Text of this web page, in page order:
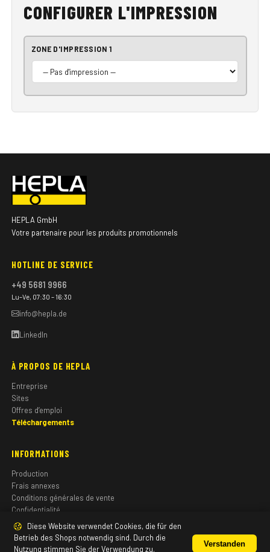
CONFIGURER L'IMPRESSION
ZONE D'IMPRESSION 1
HEPLA GmbH
Votre partenaire pour les produits promotionnels
HOTLINE DE SERVICE
+49 5681 9966
Lu–Ve, 07:30 – 16:30
info@hepla.de
LinkedIn
À PROPOS DE HEPLA
Entreprise
Sites
Offres d’emploi
Téléchargements
INFORMATIONS
Production
Frais annexes
Conditions générales de vente
Confidentialité
Mentions légales
Diese Website verwendet Cookies, die für den
Betrieb des Shops notwendig sind. Durch die
Nutzung stimmen Sie der Verwendung zu.
Verstanden